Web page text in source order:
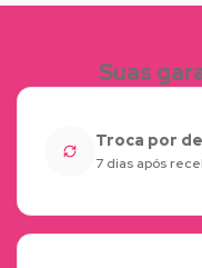
Suas
Troca por
7 dias após